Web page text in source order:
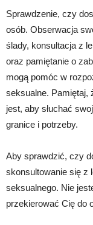
Sprawdzenie, czy
osób. Obserwacja
ślady, konsultacja z
oraz pamiętanie o
mogą pomóc w
seksualne. Pamiętaj,
jest, aby słuchać
granice i potrzeby.
Aby sprawdzić, czy
skonsultowanie się z
seksualnego. Nie
przekierować Cię do